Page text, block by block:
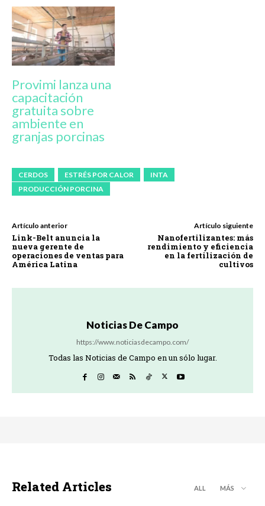
Provimi lanza una
capacitación
gratuita sobre
ambiente en
granjas porcinas
CERDOS ESTRÉS POR CALOR
INTA
PRODUCCIÓN PORCINA
Artículo anterior
Link-Belt anuncia la
nueva gerente de
operaciones de ventas para
América Latina
Artículo siguiente
Nanofertilizantes: más
rendimiento y eficiencia
en la fertilización de
cultivos
Noticias De Campo
https://www.noticiasdecampo.com/
Todas las Noticias de Campo en un sólo lugar.
Related Articles ALL MÁS